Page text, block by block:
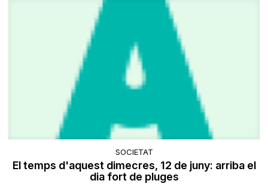
SOCIETAT
El temps d'aquest dimecres, 12 de juny: arriba el
dia fort de pluges